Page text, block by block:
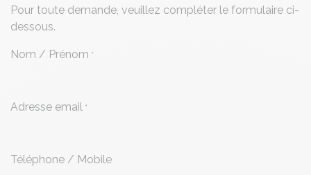
Pour toute demande, veuillez compléter le formulaire ci-
dessous.
Nom / Prénom *
Adresse email *
Téléphone / Mobile